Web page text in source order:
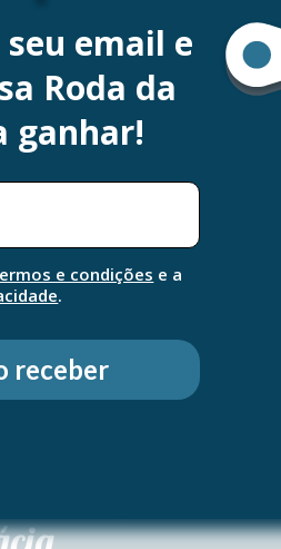
este cuidado de
e deixa a pele
para a pele sensível.
email e
Roda da
ganhar!
e condições e a
.
receber